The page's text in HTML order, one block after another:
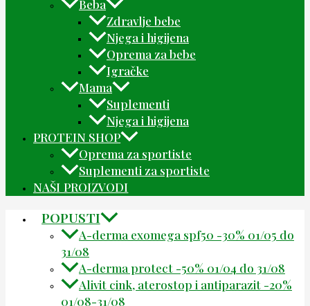
Beba
Zdravlje bebe
Njega i higijena
Oprema za bebe
Igračke
Mama
Suplementi
Njega i higijena
PROTEIN SHOP
Oprema za sportiste
Suplementi za sportiste
NAŠI PROIZVODI
POPUSTI
A-derma exomega spf50 -30% 01/05 do
31/08
A-derma protect -50% 01/04 do 31/08
Alivit cink, aterostop i antiparazit -20%
01/08-31/08